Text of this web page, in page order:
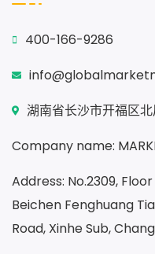
400-166-9286
湖南省长沙市开福区北
Company name:
Address: No.2309, Floor
Beichen Fenghuang
Road, Xinhe Sub,